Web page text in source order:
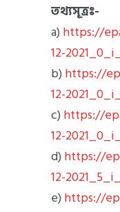
তথ্যসূত্রঃ-
a) https://
12-
b) https://
12-
c) https://
12-
d) https://
12-
e) https://